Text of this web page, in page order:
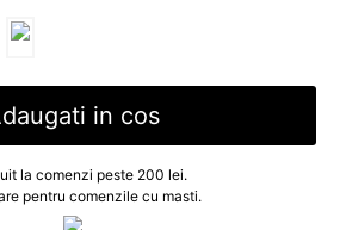
in cos
la comenzi peste 200 lei.
pentru comenzile cu masti.